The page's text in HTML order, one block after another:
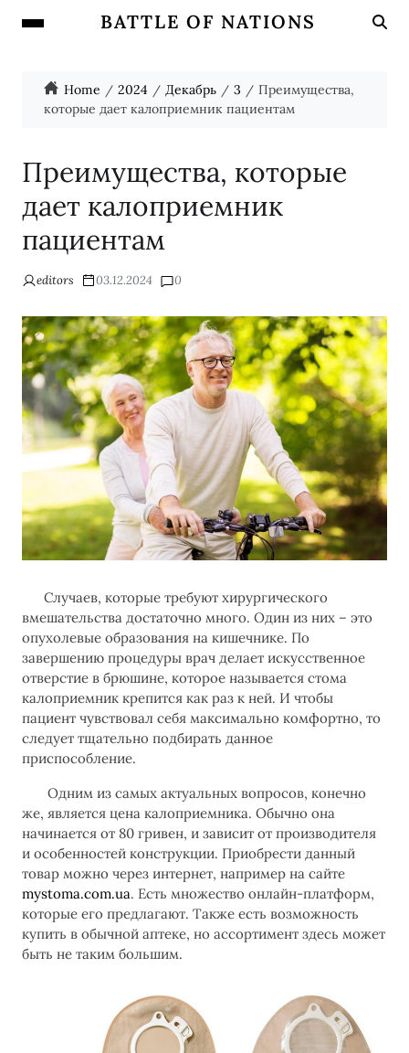
BATTLE OF NATIONS
Home 2024 Декабрь 3
Преимущества,
которые дает калоприемник пациентам
Преимущества, которые
дает калоприемник
пациентам
editors 03.12.2024 0
Случаев, которые требуют хирургического
вмешательства достаточно много. Один из них – это
опухолевые образования на кишечнике. По
завершению процедуры врач делает искусственное
отверстие в брюшине, которое называется стома
калоприемник крепится как раз к ней. И чтобы
пациент чувствовал себя максимально комфортно, то
следует тщательно подбирать данное
приспособление.
Одним из самых актуальных вопросов, конечно
же, является цена калоприемника. Обычно она
начинается от 80 гривен, и зависит от производителя
и особенностей конструкции. Приобрести данный
товар можно через интернет, например на сайте
mystoma.com.ua. Есть множество онлайн-платформ,
которые его предлагают. Также есть возможность
купить в обычной аптеке, но ассортимент здесь может
быть не таким большим.